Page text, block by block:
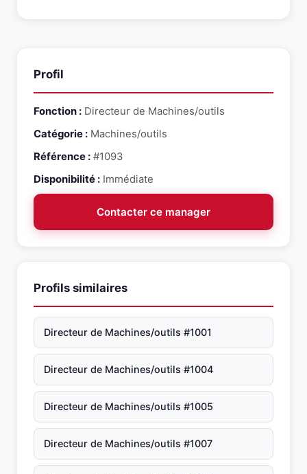
Profil
Fonction : Directeur de Machines/outils
Catégorie : Machines/outils
Référence : #1093
Disponibilité : Immédiate
Contacter ce manager
Profils similaires
Directeur de Machines/outils #1001
Directeur de Machines/outils #1004
Directeur de Machines/outils #1005
Directeur de Machines/outils #1007